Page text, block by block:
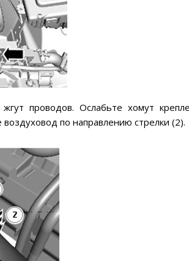
проводов. Ослабьте хомут
по направлению стрелки (2).